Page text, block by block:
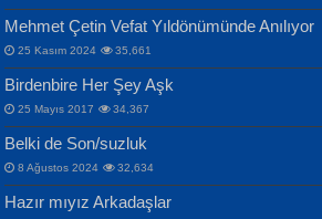
MAHMUT GÜRBÜZ
İbrahim Olmak ve Bitirebilmek...
Songül Özel
Mahzen...
NAZIM HİKMET RAN
Bir Cezaevinde, Tecritteki Adamın
Mektupları...
Mehmet Çetin Vefat Yıldönümünde Anılıyor
25 Kasım 2024 35,661
Birdenbire Her Şey Aşk
25 Mayıs 2017 34,367
Belki de Son/suzluk
8 Ağustos 2024 32,634
Hazır mıyız Arkadaşlar